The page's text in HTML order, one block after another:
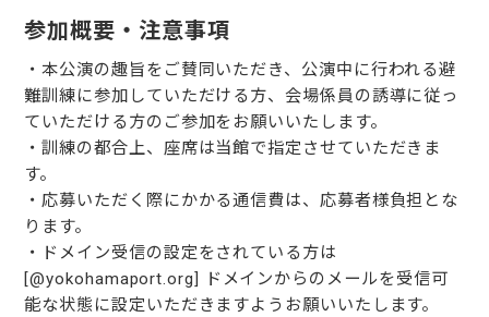
参加概要・注意事項
・本公演の趣旨をご賛同いただき、公演中に行われる避
難訓練に参加していただける方、会場係員の誘導に従っ
ていただける方のご参加をお願いいたします。
・訓練の都合上、座席は当館で指定させていただきま
す。
・応募いただく際にかかる通信費は、応募者様負担とな
ります。
・ドメイン受信の設定をされている方は
[@yokohamaport.org] ドメインからのメールを受信可
能な状態に設定いただきますようお願いいたします。